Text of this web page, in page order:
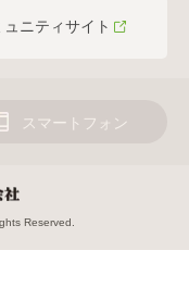
ニティサイト
スマートフォン
Reserved.